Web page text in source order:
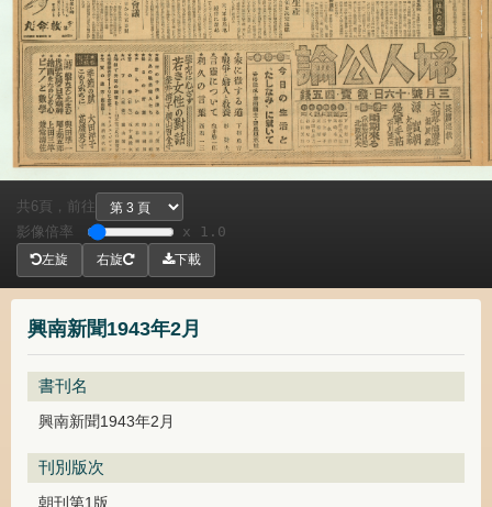
興南新聞1943年2月
書刊名
興南新聞1943年2月
刊別版次
朝刊第1版
共 6頁，
前往
影像倍率
x 1.0
左旋 右旋 下載